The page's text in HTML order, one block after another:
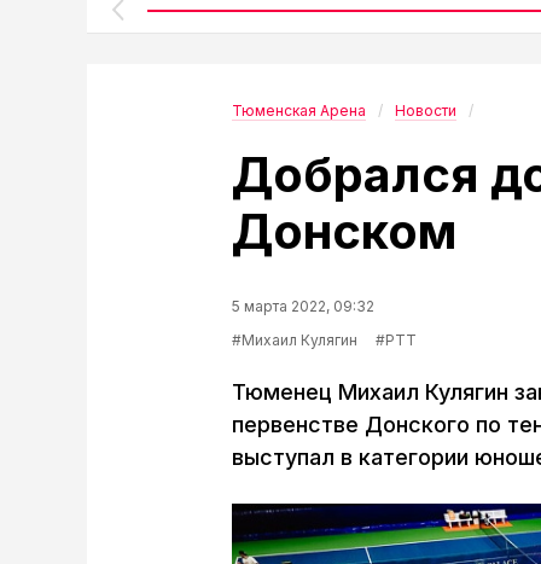
Тюменская Арена Новости
Добрался
Донском
5 марта 2022, 09:32
#Михаил Кулягин
#РТТ
Тюменец Михаил Кулягин
первенстве Донского по
выступал в категории